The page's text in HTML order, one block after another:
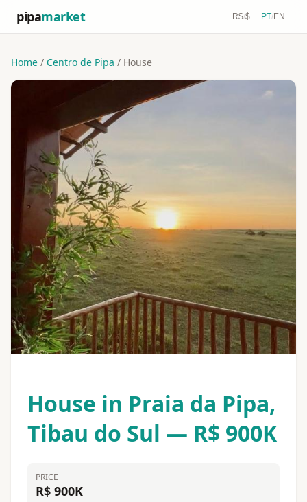
pipamarket R$/$ PT/EN
Home / Centro de Pipa / House
House in Praia da Pipa,
Tibau do Sul — R$ 900K
PRICE
R$ 900K